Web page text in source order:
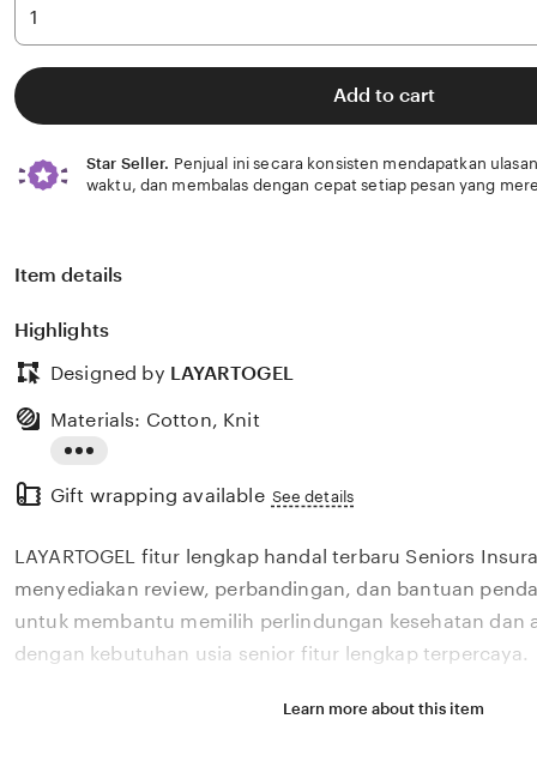
Add to cart
Star Seller. Penjual ini secara konsisten mendapatkan
waktu, dan membalas dengan cepat setiap pesan yang
Item details
Highlights
Designed by LAYARTOGEL
the
description
Materials: Cotton, Knit
Gift wrapping available See details
LAYARTOGEL fitur lengkap handal terbaru Seniors
menyediakan review, perbandingan, dan bantuan
untuk membantu memilih perlindungan kesehatan dan
dengan kebutuhan usia senior fitur lengkap terpercaya.
Situs LAYARTOGEL fitur lengkap handal terbaru
Learn more about this item